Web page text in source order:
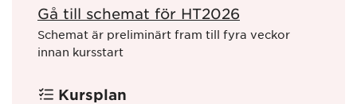
Gå till schemat för HT2026
Schemat är preliminärt fram till fyra veckor
innan kursstart
Kursplan